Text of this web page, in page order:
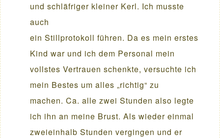
und schläfriger kleiner Kerl. Ich musste
auch
ein Stillprotokoll führen. Da es mein erstes
Kind war und ich dem Personal mein
vollstes Vertrauen schenkte, versuchte ich
mein Bestes um alles „richtig“ zu
machen. Ca. alle zwei Stunden also legte
ich ihn an meine Brust. Als wieder einmal
zweieinhalb Stunden vergingen und er